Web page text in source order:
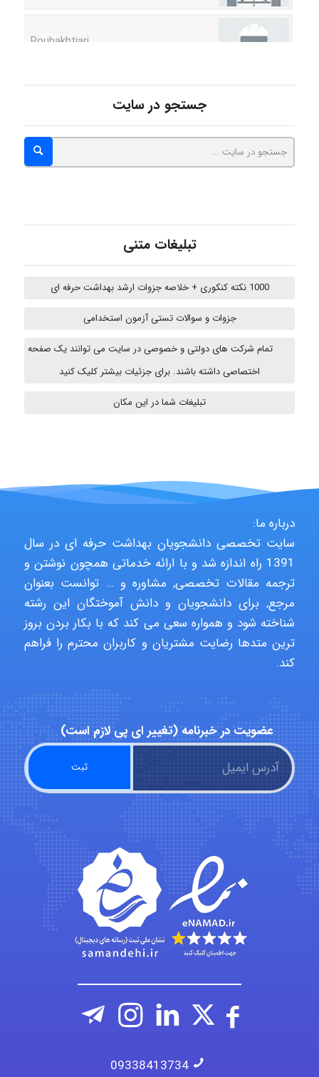
hosein abdolvand
A.balandeh
Jafar Tym
aghajari vahid
Poubakhtiari
hosein abdolvand
Kati
emami
ehtesham
جستجو در سایت
تبلیغات متنی
1000 نکته کنکوری + خلاصه جزوات ارشد بهداشت حرفه ای
جزوات و سوالات تستی آزمون استخدامی
تمام شرکت های دولتی و خصوصی در سایت می توانند یک صفحه
اختصاصی داشته باشند. برای جزئیات بیشتر کلیک کنید
تبلیغات شما در این مکان
درباره ما:
سایت تخصصی دانشجویان بهداشت حرفه ای در سال
1391 راه اندازه شد و با ارائه خدماتی همچون نوشتن و
ترجمه مقالات تخصصی, مشاوره و … توانست بعنوان
مرجع, برای دانشجویان و دانش آموختگان این رشته
شناخته شود و همواره سعی می کند که با بکار بردن بروز
ترین متدها رضایت مشتریان و کاربران محترم را فراهم
کند.
عضویت در خبرنامه (تغییر ای پی لازم است)
09338413734